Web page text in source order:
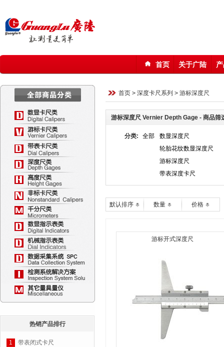
首页 关于广陆
热销产品排行
1 带表闭式卡尺
首页 > 深度卡尺系列 > 游标深度尺
游标深度尺 Vernier Depth Gage - 商品筛
分类: 全部
数显深度尺
轮胎花纹数显深度尺
游标深度尺
带表深度卡尺
默认排序 数量 价格
游标开式深度尺